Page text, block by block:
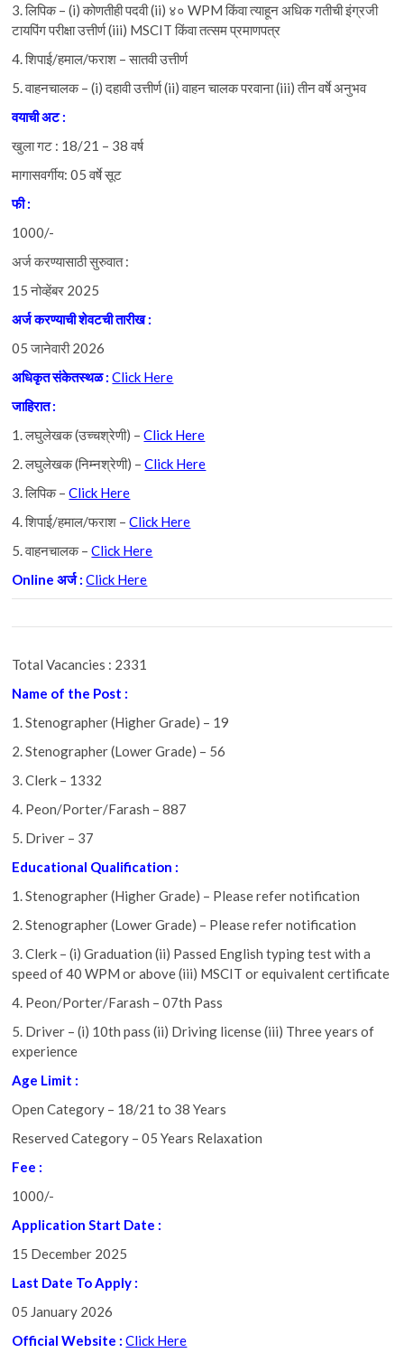
3. लिपिक – (i) कोणतीही पदवी (ii) ४० WPM किंवा त्याहून अधिक गतीची इंग्रजी
टायपिंग परीक्षा उत्तीर्ण (iii) MSCIT किंवा तत्सम प्रमाणपत्र
4. शिपाई/हमाल/फराश – सातवी उत्तीर्ण
5. वाहनचालक – (i) दहावी उत्तीर्ण (ii) वाहन चालक परवाना (iii) तीन वर्षे अनुभव
वयाचीअट :
खुला गट : 18/21 – 38 वर्ष
मागासवर्गीय: 05 वर्षे सूट
फी :
1000/-
अर्ज करण्यासाठी सुरुवात :
15 नोव्हेंबर 2025
अर्जकरण्याचीशेवटचीतारीख :
05 जानेवारी 2026
अधिकृतसंकेतस्थळ :Click Here
जाहिरात :
1. लघुलेखक (उच्चश्रेणी) –Click Here
2. लघुलेखक (निम्नश्रेणी) –Click Here
3. लिपिक –Click Here
4. शिपाई/हमाल/फराश –Click Here
5. वाहनचालक –Click Here
Online अर्ज :Click Here
Total Vacancies : 2331
Name of the Post :
1. Stenographer (Higher Grade) – 19
2. Stenographer (Lower Grade) – 56
3. Clerk – 1332
4. Peon/Porter/Farash – 887
5. Driver – 37
Educational Qualification :
1. Stenographer (Higher Grade) – Please refer notification
2. Stenographer (Lower Grade) – Please refer notification
3. Clerk – (i) Graduation (ii) Passed English typing test with a
speed of 40 WPM or above (iii) MSCIT or equivalent certificate
4. Peon/Porter/Farash – 07th Pass
5. Driver – (i) 10th pass (ii) Driving license (iii) Three years of
experience
Age Limit :
Open Category – 18/21 to 38 Years
Reserved Category – 05 Years Relaxation
Fee :
1000/-
Application Start Date :
15 December 2025
Last Date To Apply :
05 January 2026
Official Website :Click Here